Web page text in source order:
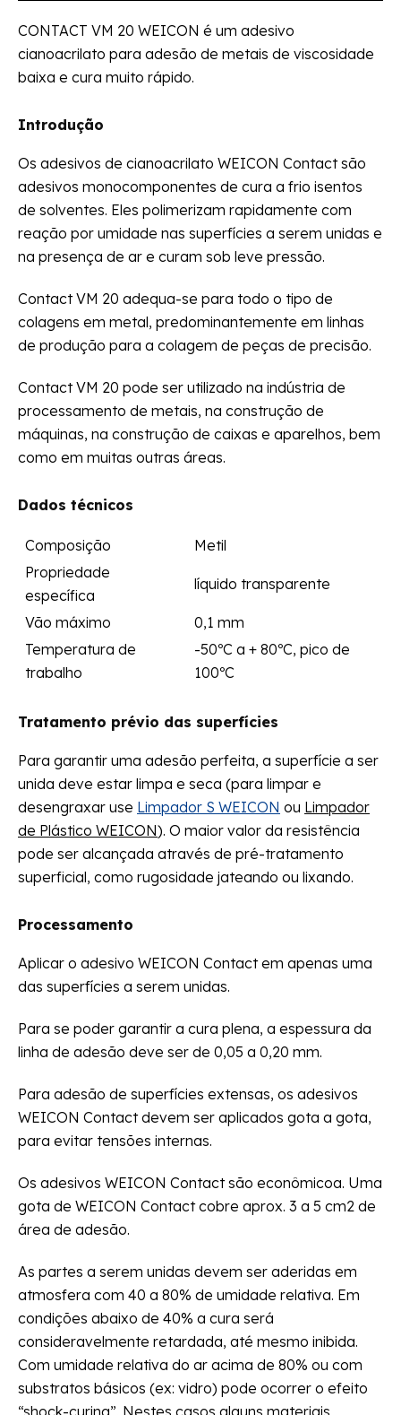
CONTACT VM 20 WEICON é um adesivo
cianoacrilato para adesão de metais de viscosidade
baixa e cura muito rápido.
Introdução
Os adesivos de cianoacrilato WEICON Contact são
adesivos monocomponentes de cura a frio isentos
de solventes. Eles polimerizam rapidamente com
reação por umidade nas superfícies a serem unidas e
na presença de ar e curam sob leve pressão.
Contact VM 20 adequa-se para todo o tipo de
colagens em metal, predominantemente em linhas
de produção para a colagem de peças de precisão.
Contact VM 20 pode ser utilizado na indústria de
processamento de metais, na construção de
máquinas, na construção de caixas e aparelhos, bem
como em muitas outras áreas.
Dados técnicos
Composição
Metil
Propriedade
específica
líquido transparente
Vão máximo
0,1 mm
Temperatura de
trabalho
-50ºC a + 80ºC, pico de
100ºC
Tratamento prévio das superfícies
Para garantir uma adesão perfeita, a superfície a ser
unida deve estar limpa e seca (para limpar e
desengraxar use Limpador S WEICON ou Limpador
de Plástico WEICON). O maior valor da resistência
pode ser alcançada através de pré-tratamento
superficial, como rugosidade jateando ou lixando.
Processamento
Aplicar o adesivo WEICON Contact em apenas uma
das superfícies a serem unidas.
Para se poder garantir a cura plena, a espessura da
linha de adesão deve ser de 0,05 a 0,20 mm.
Para adesão de superfícies extensas, os adesivos
WEICON Contact devem ser aplicados gota a gota,
para evitar tensões internas.
Os adesivos WEICON Contact são econômicoa. Uma
gota de WEICON Contact cobre aprox. 3 a 5 cm2 de
área de adesão.
As partes a serem unidas devem ser aderidas em
atmosfera com 40 a 80% de umidade relativa. Em
condições abaixo de 40% a cura será
consideravelmente retardada, até mesmo inibida.
Com umidade relativa do ar acima de 80% ou com
substratos básicos (ex: vidro) pode ocorrer o efeito